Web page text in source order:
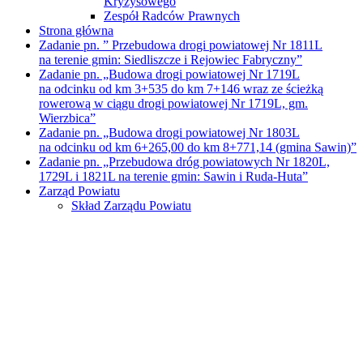
Zespół Radców Prawnych
Strona główna
Zadanie pn. ” Przebudowa drogi powiatowej Nr 1811L
na terenie gmin: Siedliszcze i Rejowiec Fabryczny”
Zadanie pn. „Budowa drogi powiatowej Nr 1719L
na odcinku od km 3+535 do km 7+146 wraz ze ścieżką
rowerową w ciągu drogi powiatowej Nr 1719L, gm.
Wierzbica”
Zadanie pn. „Budowa drogi powiatowej Nr 1803L
na odcinku od km 6+265,00 do km 8+771,14 (gmina Sawin)”
Zadanie pn. „Przebudowa dróg powiatowych Nr 1820L,
1729L i 1821L na terenie gmin: Sawin i Ruda-Huta”
Zarząd Powiatu
Skład Zarządu Powiatu